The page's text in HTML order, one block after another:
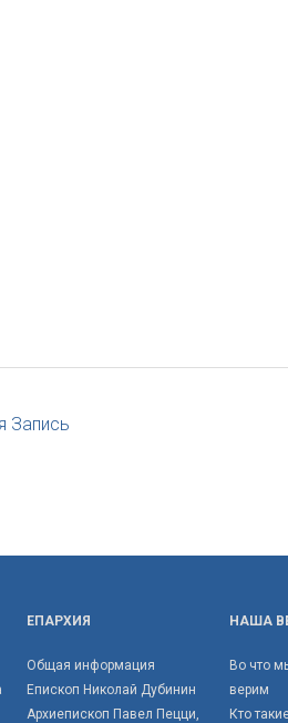
Запись
ЕПАРХИЯ
Общая информация
Епископ Николай Дубинин
Архиепископ Павел Пецци,
НАША
Во что
верим
Кто